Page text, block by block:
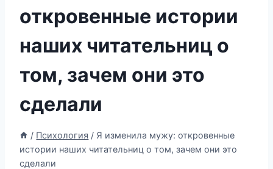
откровенные истории
наших читательниц о
том, зачем они это
сделали
/ Психология / Я изменила мужу: откровенные
истории наших читательниц о том, зачем они это
сделали